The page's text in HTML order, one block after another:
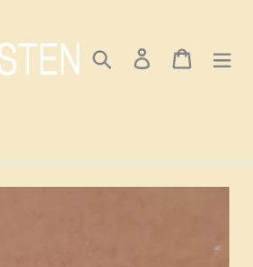
Search Log in Cart